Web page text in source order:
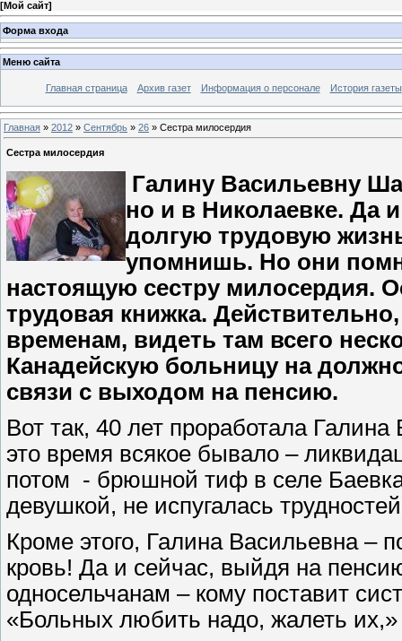
[Мой сайт]
Форма входа
Меню сайта
Главная страница Архив газет Информация о персонале История газеты
Главная » 2012 » Сентябрь » 26 » Сестра милосердия
Сестра милосердия
Галину Васильевну
но и в Николаевке. Да
долгую трудовую
упомнишь. Но они
настоящую сестру милосердия.
трудовая книжка.
временам, видеть там всего
Канадейскую больницу на
связи с выходом на пенсию.
Вот так, 40 лет проработала
это время всякое бывало –
потом
- брюшной тиф в селе
девушкой, не испугалась
Кроме этого, Галина Васильевна –
кровь! Да и сейчас, выйдя на
односельчанам – кому поставит
«Больных любить надо, жалеть